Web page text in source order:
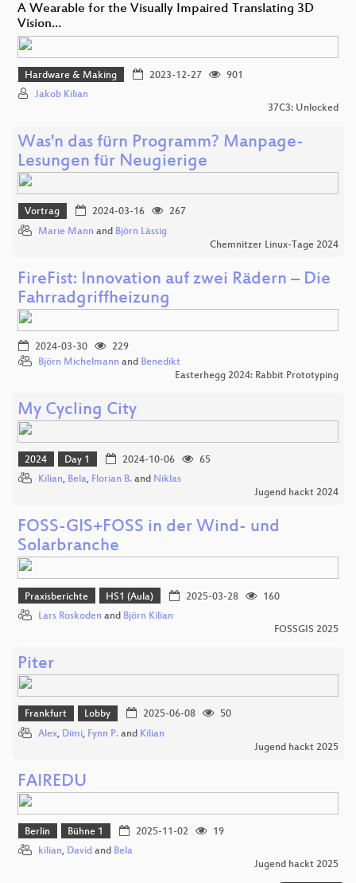
A Wearable for the Visually Impaired Translating 3D
Vision…
Hardware & Making 2023-12-27
901
Jakob Kilian
37C3: Unlocked
Was'n das fürn Programm? Manpage-
Lesungen für Neugierige
Vortrag 2024-03-16
267
Marie Mann and Björn Lässig
Chemnitzer Linux-Tage 2024
FireFist: Innovation auf zwei Rädern – Die
Fahrradgriffheizung
2024-03-30
229
Björn Michelmann and Benedikt
Easterhegg 2024: Rabbit Prototyping
My Cycling City
2024 Day 1 2024-10-06
65
Kilian, Bela, Florian B. and Niklas
Jugend hackt 2024
FOSS-GIS+FOSS in der Wind- und
Solarbranche
Praxisberichte HS1 (Aula) 2025-03-28
160
Lars Roskoden and Björn Kilian
FOSSGIS 2025
Piter
Frankfurt Lobby 2025-06-08
50
Alex, Dimi, Fynn P. and Kilian
Jugend hackt 2025
FAIREDU
Berlin Bühne 1 2025-11-02
19
kilian, David and Bela
Jugend hackt 2025